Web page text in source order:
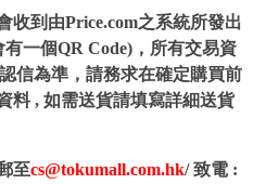
收到由Price.com之系統所發出
一個QR Code)，所有交易資
信為準，請務求在確定購買前
料 , 如需送貨請填寫詳細送貨
至cs@tokumall.com.hk/ 致電 :